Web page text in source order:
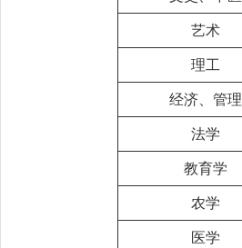
艺术
理工
经济、管理
法学
教育学
农学
医学